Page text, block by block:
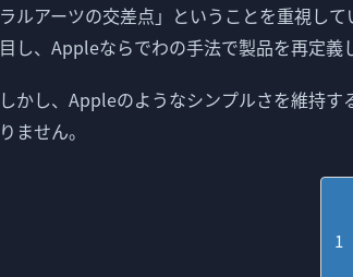
ラルアーツの交差点」ということを重視し
目し、Appleならでわの手法で製品を再定義
しかし、Appleのようなシンプルさを維持
りません。
1